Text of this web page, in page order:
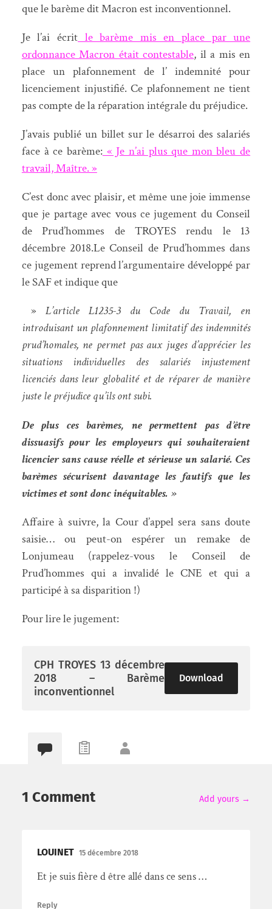
que le barème dit Macron est inconventionnel.
Je l’ai écrit le barème mis en place par une
ordonnance Macron était contestable, il a mis en
place un plafonnement de l’ indemnité pour
licenciement injustifié. Ce plafonnement ne tient
pas compte de la réparation intégrale du préjudice.
J’avais publié un billet sur le désarroi des salariés
face à ce barème:« Je n’ai plus que mon bleu de
travail, Maître. »
C’est donc avec plaisir, et même une joie immense
que je partage avec vous ce jugement du Conseil
de Prud’hommes de TROYES rendu le 13
décembre 2018.Le Conseil de Prud’hommes dans
ce jugement reprend l’argumentaire développé par
le SAF et indique que
» L’article L1235-3 du Code du Travail, en
introduisant un plafonnement limitatif des indemnités
prud’homales, ne permet pas aux juges d’apprécier les
situations individuelles des salariés injustement
licenciés dans leur globalité et de réparer de manière
juste le préjudice qu’ils ont subi.
De plus ces barèmes, ne permettent pas d’être
dissuasifs pour les employeurs qui souhaiteraient
licencier sans cause réelle et sérieuse un salarié. Ces
barèmes sécurisent davantage les fautifs que les
victimes et sont donc inéquitables. »
Affaire à suivre, la Cour d’appel sera sans doute
saisie… ou peut-on espérer un remake de
Lonjumeau (rappelez-vous le Conseil de
Prud’hommes qui a invalidé le CNE et qui a
participé à sa disparition !)
Pour lire le jugement:
CPH TROYES 13 décembre
2018 – Barème
inconventionnel
Download
1 Comment Add yours →
LOUINET 15 décembre 2018
Et je suis fière d être allé dans ce sens …
Reply